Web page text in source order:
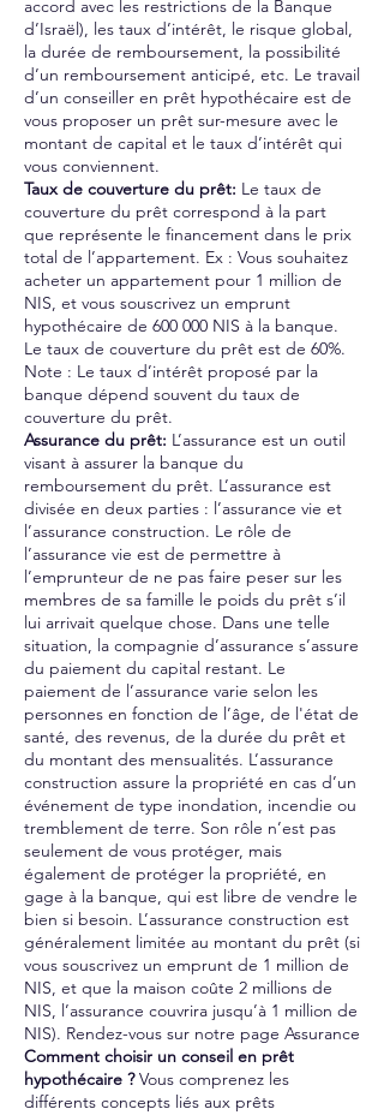
accord avec les restrictions de la Banque
d’Israël), les taux d’intérêt, le risque global,
la durée de remboursement, la possibilité
d’un remboursement anticipé, etc. Le travail
d’un conseiller en prêt hypothécaire est de
vous proposer un prêt sur-mesure avec le
montant de capital et le taux d’intérêt qui
vous conviennent.
Taux de couverture du prêt: Le taux de
couverture du prêt correspond à la part
que représente le financement dans le prix
total de l’appartement. Ex : Vous souhaitez
acheter un appartement pour 1 million de
NIS, et vous souscrivez un emprunt
hypothécaire de 600 000 NIS à la banque.
Le taux de couverture du prêt est de 60%.
Note : Le taux d’intérêt proposé par la
banque dépend souvent du taux de
couverture du prêt.
Assurance du prêt: L’assurance est un outil
visant à assurer la banque du
remboursement du prêt. L’assurance est
divisée en deux parties : l’assurance vie et
l’assurance construction. Le rôle de
l’assurance vie est de permettre à
l’emprunteur de ne pas faire peser sur les
membres de sa famille le poids du prêt s’il
lui arrivait quelque chose. Dans une telle
situation, la compagnie d’assurance s’assure
du paiement du capital restant. Le
paiement de l’assurance varie selon les
personnes en fonction de l’âge, de l'état de
santé, des revenus, de la durée du prêt et
du montant des mensualités. L’assurance
construction assure la propriété en cas d’un
événement de type inondation, incendie ou
tremblement de terre. Son rôle n’est pas
seulement de vous protéger, mais
également de protéger la propriété, en
gage à la banque, qui est libre de vendre le
bien si besoin. L’assurance construction est
généralement limitée au montant du prêt (si
vous souscrivez un emprunt de 1 million de
NIS, et que la maison coûte 2 millions de
NIS, l’assurance couvrira jusqu’à 1 million de
NIS). Rendez-vous sur notre page Assurance
Comment choisir un conseil en prêt
hypothécaire ?Vous comprenez les
différents concepts liés aux prêts